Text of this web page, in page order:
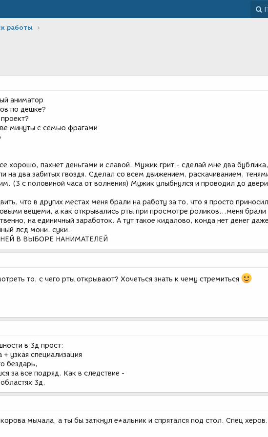
работы
аниматор
по дешке?
минуты с семью фрагами
хорошо, пахнет деньгами и славой. Мужик грит - сделай мне два бублика,
на два забитых гвоздя. Сделал со всем движением, раскачиванием,
(3 с половиной часа от волнения) Мужик улыбнулся и проводил до
что в других местах меня брали на работу за то, что я просто
вещеми, а как открывались рты при просмотре роликов...меня брали
на единичный заработок. А тут такое кидалово, конда нет денег
лсд мони. суки.
В ВЫБОРЕ НАНИМАТЕЛЕЙ
то, с чего рты открывают? Хочеться знать к чему стремиться
в 3д прост:
узкая специализация
бездарь,
за все подряд. Как в следствие -
3д.
мычала, а ты бы заткнул е*альник и спрятался под стол. Спец херов.